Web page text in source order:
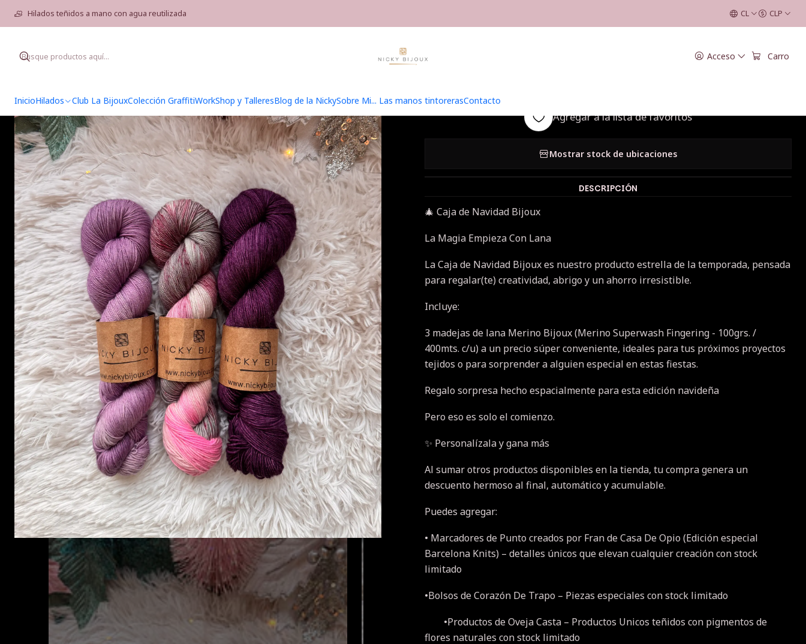
Acceso Carro
InicioHilados Club La BijouxColección GraffitiWorkShop y TalleresBlog de la NickySobre Mi... Las manos tintorerasContacto
Hilados teñidos a mano con agua reutilizada CL CLP
Caja Navidad Bijoux 3
Agregar a la lista de favoritos
Mostrar stock de ubicaciones
DESCRIPCIÓN
🎄 Caja de Navidad Bijoux
La Magia Empieza Con Lana
La Caja de Navidad Bijoux es nuestro producto estrella de la temporada, pensada
para regalar(te) creatividad, abrigo y un ahorro irresistible.
Incluye:
3 madejas de lana Merino Bijoux (Merino Superwash Fingering - 100grs. /
400mts. c/u) a un precio súper conveniente, ideales para tus próximos proyectos
tejidos o para sorprender a alguien especial en estas fiestas.
Regalo sorpresa hecho espacialmente para esta edición navideña
Pero eso es solo el comienzo.
✨ Personalízala y gana más
Al sumar otros productos disponibles en la tienda, tu compra genera un
descuento hermoso al final, automático y acumulable.
Puedes agregar:
• Marcadores de Punto creados por Fran de Casa De Opio (Edición especial
Barcelona Knits) – detalles únicos que elevan cualquier creación con stock
limitado
•Bolsos de Corazón De Trapo – Piezas especiales con stock limitado
•Productos de Oveja Casta – Productos Unicos teñidos con pigmentos de
flores naturales con stock limitado